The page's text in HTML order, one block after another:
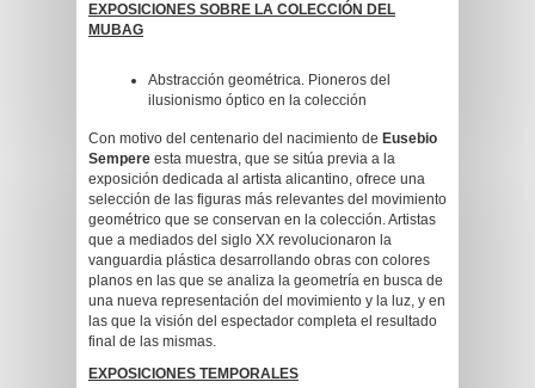
EXPOSICIONES SOBRE LA COLECCIÓN DEL
MUBAG
Abstracción geométrica. Pioneros del
ilusionismo óptico en la colección
Con motivo del centenario del nacimiento de Eusebio
Sempere esta muestra, que se sitúa previa a la
exposición dedicada al artista alicantino, ofrece una
selección de las figuras más relevantes del movimiento
geométrico que se conservan en la colección. Artistas
que a mediados del siglo XX revolucionaron la
vanguardia plástica desarrollando obras con colores
planos en las que se analiza la geometría en busca de
una nueva representación del movimiento y la luz, y en
las que la visión del espectador completa el resultado
final de las mismas.
EXPOSICIONES TEMPORALES